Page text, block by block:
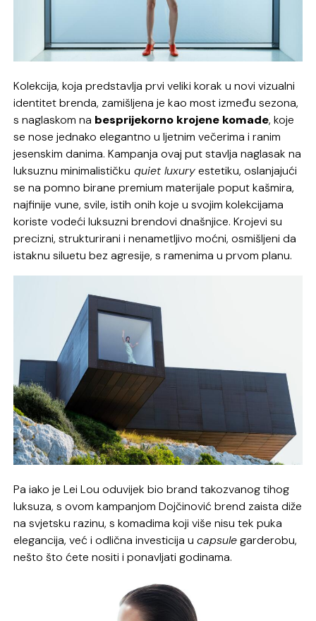
Kolekcija, koja predstavlja prvi veliki korak u novi vizualni
identitet brenda, zamišljena je kao most između sezona,
s naglaskom na besprijekorno krojene komade, koje
se nose jednako elegantno u ljetnim večerima i ranim
jesenskim danima. Kampanja ovaj put stavlja naglasak na
luksuznu minimalističku quiet luxuryestetiku, oslanjajući
se na pomno birane premium materijale poput kašmira,
najfinije vune, svile, istih onih koje u svojim kolekcijama
koriste vodeći luksuzni brendovi dnašnjice. Krojevi su
precizni, strukturirani i nenametljivo moćni, osmišljeni da
istaknu siluetu bez agresije, s ramenima u prvom planu.
Pa iako je Lei Lou oduvijek bio brand takozvanog tihog
luksuza, s ovom kampanjom Dojčinović brend zaista diže
na svjetsku razinu, s komadima koji više nisu tek puka
elegancija, već i odlična investicija ucapsulegarderobu,
nešto što ćete nositi i ponavljati godinama.